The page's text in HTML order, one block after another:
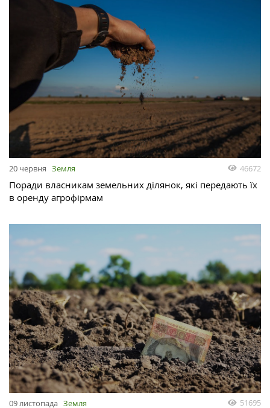
20 червня Земля 46672
Поради власникам земельних ділянок, які передають їх
в оренду агрофірмам
09 листопада Земля 51695